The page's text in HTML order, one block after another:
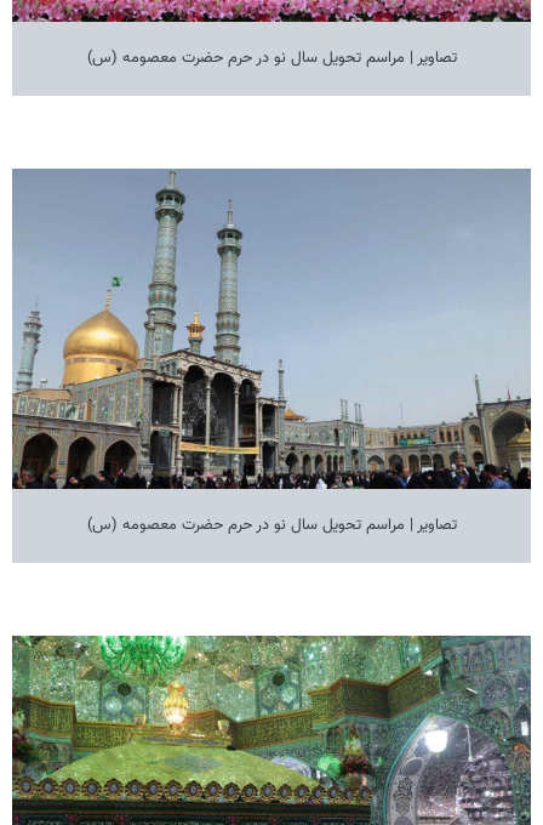
تصاویر | مراسم تحویل سال نو در حرم حضرت معصومه (س)
تصاویر | مراسم تحویل سال نو در حرم حضرت معصومه (س)